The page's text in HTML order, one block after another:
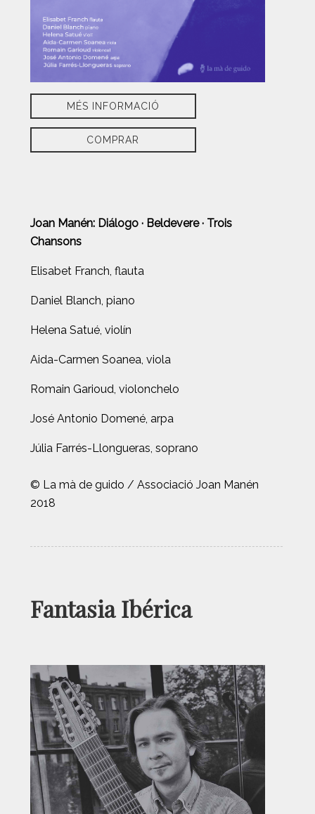
MÉS INFORMACIÓ
COMPRAR
Joan Manén: Diálogo · Beldevere · Trois
Chansons
Elisabet Franch, flauta
Daniel Blanch, piano
Helena Satué, violín
Aida-Carmen Soanea, viola
Romain Garioud, violonchelo
José Antonio Domené, arpa
Júlia Farrés-Llongueras, soprano
© La mà de guido / Associació Joan Manén
2018
Fantasia Ibérica